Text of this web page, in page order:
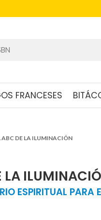
FRANCESES
ABC DE LA ILUMINACIÓN
LA
ESPIRITUAL PARA